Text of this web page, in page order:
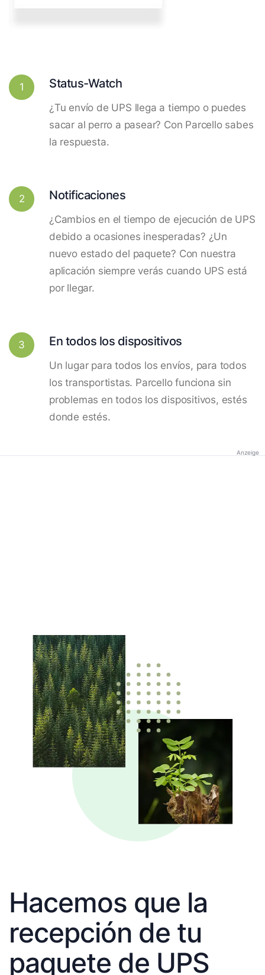
1 Status-Watch
¿Tu envío de UPS llega a tiempo o puedes
sacar al perro a pasear? Con Parcello sabes
la respuesta.
2 Notificaciones
¿Cambios en el tiempo de ejecución de UPS
debido a ocasiones inesperadas? ¿Un
nuevo estado del paquete? Con nuestra
aplicación siempre verás cuando UPS está
por llegar.
3 En todos los dispositivos
Un lugar para todos los envíos, para todos
los transportistas. Parcello funciona sin
problemas en todos los dispositivos, estés
donde estés.
Anzeige
Hacemos que la
recepción de tu
paquete de UPS